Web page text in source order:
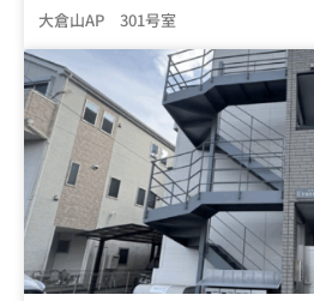
大倉山AP 301号室